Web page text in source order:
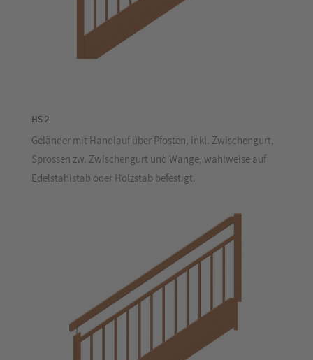
HS 2
Geländer mit Handlauf über Pfosten, inkl. Zwischengurt,
Sprossen zw. Zwischengurt und Wange, wahlweise auf
Edelstahlstab oder Holzstab befestigt.